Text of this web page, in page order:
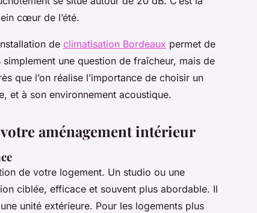
cœur de l’été.
de climatisation Bordeaux permet de
une question de fraîcheur, mais de
que l’on réalise l’importance de choisir un
et à son environnement acoustique.
aménagement intérieur
de votre logement. Un studio ou une
ciblée, efficace et souvent plus abordable. Il
unité extérieure. Pour les logements plus